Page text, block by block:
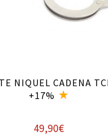
NIQUEL CADENA
+17%
49,90€